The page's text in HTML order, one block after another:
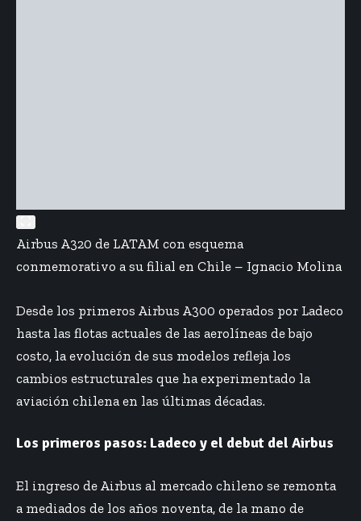
Airbus A320 de LATAM con esquema
conmemorativo a su filial en Chile – Ignacio Molina
Desde los primeros Airbus A300 operados por Ladeco
hasta las flotas actuales de las aerolíneas de bajo
costo, la evolución de sus modelos refleja los
cambios estructurales que ha experimentado la
aviación chilena en las últimas décadas.
Los primeros pasos: Ladeco y el debut del Airbus
El ingreso de Airbus al mercado chileno se remonta
a mediados de los años noventa, de la mano de